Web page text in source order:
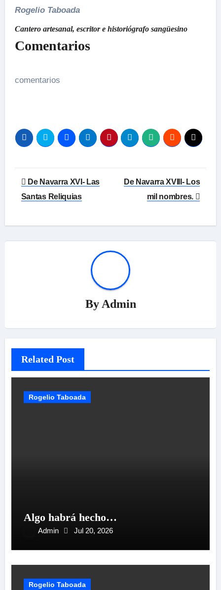
Rogelio Taboada
Cantero artesanal, escritor e historiógrafo sangüesino
Comentarios
comentarios
Navegación
de
De Navarra XVI- Las
Santas Reliquias
De Navarra XVIII- Los
mil nombres.
By Admin
Related Post
Rogelio Taboada
Algo habrá hecho…
Admin Jul 20, 2026
Rogelio Taboada